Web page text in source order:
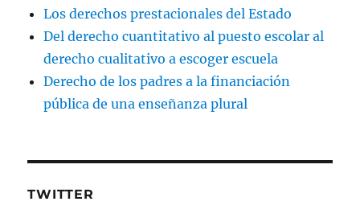
Los derechos prestacionales del Estado
Del derecho cuantitativo al puesto escolar al
derecho cualitativo a escoger escuela
Derecho de los padres a la financiación
pública de una enseñanza plural
TWITTER